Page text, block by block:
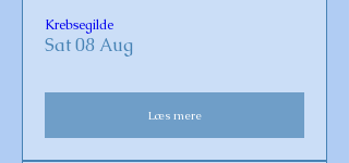
Krebsegilde
Sat 08 Aug
Læs mere